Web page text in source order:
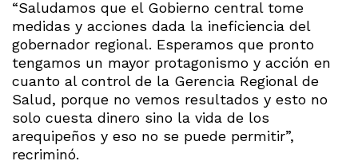
“Saludamos que el Gobierno central tome
medidas y acciones dada la ineficiencia del
gobernador regional. Esperamos que pronto
tengamos un mayor protagonismo y acción en
cuanto al control de la Gerencia Regional de
Salud, porque no vemos resultados y esto no
solo cuesta dinero sino la vida de los
arequipeños y eso no se puede permitir”,
recriminó.